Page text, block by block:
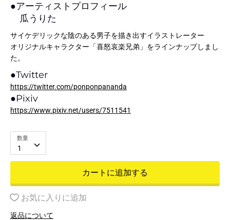
●アーティストプロフィール
瓜うりた
サイケデリックな陰のある男子を描き出すイラストレーター
オリジナルキャラクター「喜怒哀楽兄弟」をラインナップしまし
た。
●Twitter
https://twitter.com/ponponpananda
●Pixiv
https://www.pixiv.net/users/7511541
数量
1
カートに追加する
お気に入りに追加
返品について